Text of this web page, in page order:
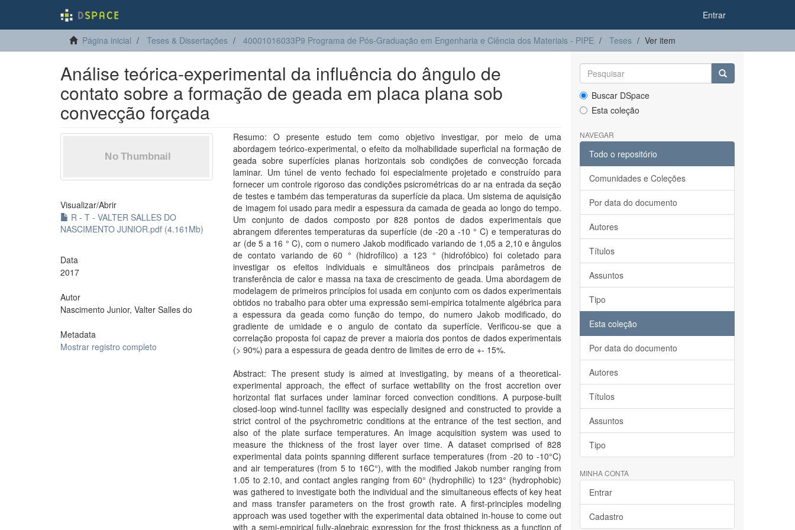
Entrar
Página inicial Teses & Dissertações 40001016033P9 Programa de Pós-Graduação em Engenharia e Ciência dos Materiais - PIPE Teses Ver item
Análise teórica-experimental da influência do ângulo de
contato sobre a formação de geada em placa plana sob
convecção forçada
Visualizar/Abrir
R - T - VALTER SALLES DO
NASCIMENTO JUNIOR.pdf (4.161Mb)
Data
2017
Autor
Nascimento Junior, Valter Salles do
Metadata
Mostrar registro completo
Resumo: O presente estudo tem como objetivo investigar, por meio de uma
abordagem teórico-experimental, o efeito da molhabilidade superficial na formação de
geada sobre superfícies planas horizontais sob condições de convecção forcada
laminar. Um túnel de vento fechado foi especialmente projetado e construído para
fornecer um controle rigoroso das condições psicrométricas do ar na entrada da seção
de testes e também das temperaturas da superfície da placa. Um sistema de aquisição
de imagem foi usado para medir a espessura da camada de geada ao longo do tempo.
Um conjunto de dados composto por 828 pontos de dados experimentais que
abrangem diferentes temperaturas da superfície (de -20 a -10 ° C) e temperaturas do
ar (de 5 a 16 ° C), com o numero Jakob modificado variando de 1,05 a 2,10 e ângulos
de contato variando de 60 ° (hidrofílico) a 123 ° (hidrofóbico) foi coletado para
investigar os efeitos individuais e simultâneos dos principais parâmetros de
transferência de calor e massa na taxa de crescimento de geada. Uma abordagem de
modelagem de primeiros princípios foi usada em conjunto com os dados experimentais
obtidos no trabalho para obter uma expressão semi-empirica totalmente algébrica para
a espessura da geada como função do tempo, do numero Jakob modificado, do
gradiente de umidade e o angulo de contato da superfície. Verificou-se que a
correlação proposta foi capaz de prever a maioria dos pontos de dados experimentais
(> 90%) para a espessura de geada dentro de limites de erro de +- 15%.
Abstract: The present study is aimed at investigating, by means of a theoretical-
experimental approach, the effect of surface wettability on the frost accretion over
horizontal flat surfaces under laminar forced convection conditions. A purpose-built
closed-loop wind-tunnel facility was especially designed and constructed to provide a
strict control of the psychrometric conditions at the entrance of the test section, and
also of the plate surface temperatures. An image acquisition system was used to
measure the thickness of the frost layer over time. A dataset comprised of 828
experimental data points spanning different surface temperatures (from -20 to -10°C)
and air temperatures (from 5 to 16C°), with the modified Jakob number ranging from
1.05 to 2.10, and contact angles ranging from 60° (hydrophilic) to 123° (hydrophobic)
was gathered to investigate both the individual and the simultaneous effects of key heat
and mass transfer parameters on the frost growth rate. A first-principles modeling
approach was used together with the experimental data obtained in-house to come out
with a semi-empirical fully-algebraic expression for the frost thickness as a function of
Buscar DSpace
Esta coleção
NAVEGAR
Todo o repositório
Comunidades e Coleções
Por data do documento
Autores
Títulos
Assuntos
Tipo
Esta coleção
Por data do documento
Autores
Títulos
Assuntos
Tipo
MINHA CONTA
Entrar
Cadastro